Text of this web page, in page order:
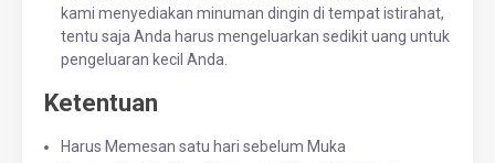
kami menyediakan minuman dingin di tempat istirahat,
tentu saja Anda harus mengeluarkan sedikit uang untuk
pengeluaran kecil Anda.
Ketentuan
Harus Memesan satu hari sebelum Muka